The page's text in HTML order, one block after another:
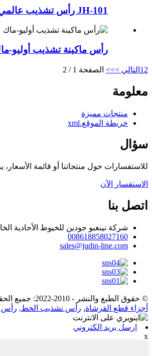
JH-101 رأس تشذيب عالمي Stihl
رأس ماكينة تشذيب أوليو-
1 2 التالي >>> الصفحة 1 / 2
معلومة
منتجات مميزة
خريطة الموقع.xml
سؤال
للاستفسارات حول منتجاتنا أو قائمة الأسعار،
الاستفسار الآن
اتصل بنا
شركة نينغبو جودين للخيوط الأحادية
008618858027160
sales@judin-line.com
© حقوق الطبع والنشر - 2010-2022: جميع الحقوق محفوظة.
أجزاء قطع الفرشاة, رأس تشذيب الخط, رأس
ارسل بريد الكتروني
x